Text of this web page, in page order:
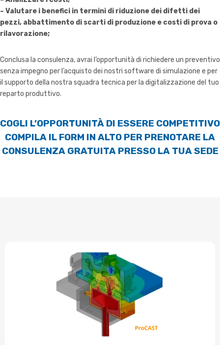
– Valutare i benefici in termini di riduzione dei difetti dei
pezzi, abbattimento di scarti di produzione e costi di prova o
rilavorazione;
Conclusa la consulenza, avrai l’opportunità di richiedere un preventivo
senza impegno per l’acquisto dei nostri software di simulazione e per
il supporto della nostra squadra tecnica per la digitalizzazione del tuo
reparto produttivo.
COGLI L’OPPORTUNITÀ DI ESSERE COMPETITIVO
COMPILA IL FORM IN ALTO PER PRENOTARE LA
CONSULENZA GRATUITA PRESSO LA TUA SEDE